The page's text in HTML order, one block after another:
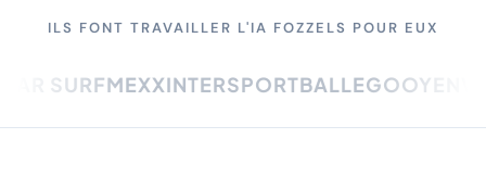
ILS FONT TRAVAILLER L'IA FOZZELS POUR EUX
SURFMEXXINTERSPORTBALLEGOOYENVAN